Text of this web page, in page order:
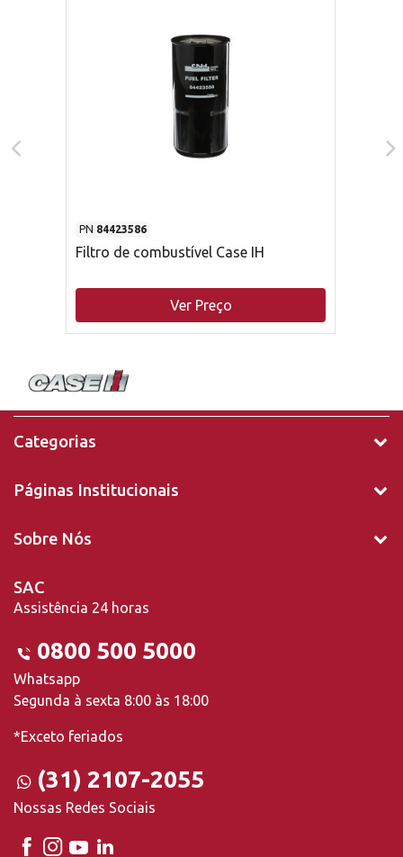
PN 84423586
Filtro de combustível Case IH
Ver Preço
Categorias
Páginas Institucionais
Sobre Nós
SAC
Assistência 24 horas
0800 500 5000
Whatsapp
Segunda à sexta 8:00 às 18:00
*Exceto feriados
(31) 2107-2055
Nossas Redes Sociais